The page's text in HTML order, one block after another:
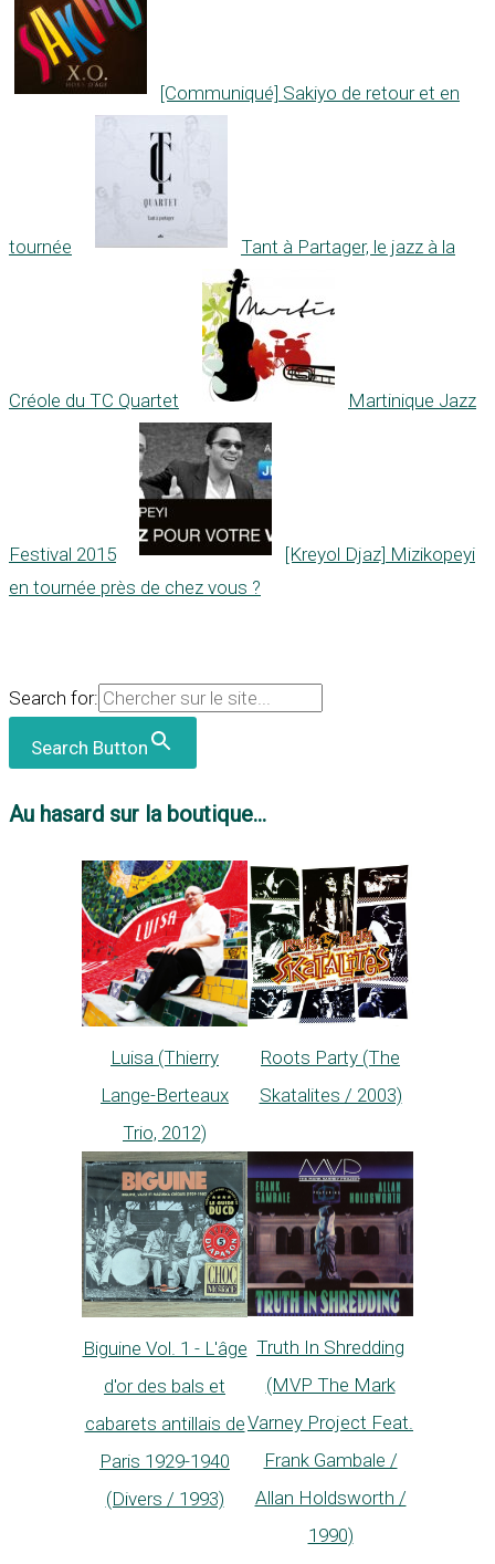
[Communiqué] Sakiyo de retour et en
tournée Tant à Partager, le jazz à la
Créole du TC Quartet Martinique Jazz
Festival 2015
[Kreyol Djaz] Mizikopeyi
en tournée près de chez vous ?
Search for:
Search Button
Au hasard sur la boutique...
Luisa (Thierry
Lange-Berteaux
Trio, 2012)
Roots Party (The
Skatalites / 2003)
Biguine Vol. 1 - L'âge
d'or des bals et
cabarets antillais de
Paris 1929-1940
(Divers / 1993)
Truth In Shredding
(MVP The Mark
Varney Project Feat.
Frank Gambale /
Allan Holdsworth /
1990)